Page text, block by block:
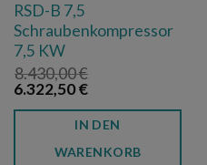
RSD-B 7,5
Schraubenkompressor
7,5 KW
8.430,00€
Ursprünglicher
8.430,00 €
6.322,50€Aktueller
ist:
6.322,50 €.
IN DEN
WARENKORB